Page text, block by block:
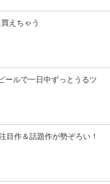
えちゃう
ールで一日中ずっとうるツ
目作＆話題作が勢ぞろい！